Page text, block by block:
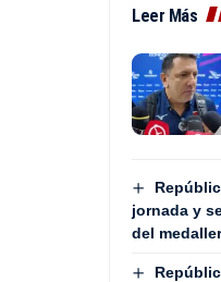
Leer Más
jornada y
del